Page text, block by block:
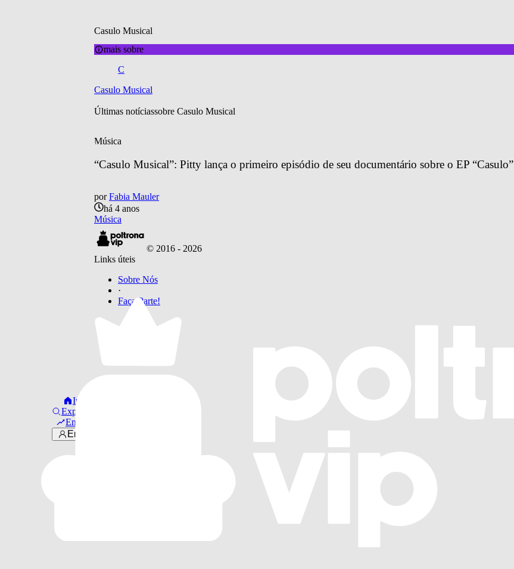
Início
Explorar
Em alta
Entrar
Casulo Musical
mais sobre
C
Casulo Musical
Últimas notíciassobre Casulo Musical
Música
“Casulo Musical”: Pitty lança o primeiro episódio de seu documentário sobre o EP “Casulo”
por Fabia Mauler
há 4 anos
Música
© 2016 - 2026
Links úteis
Sobre Nós
·
Faça Parte!